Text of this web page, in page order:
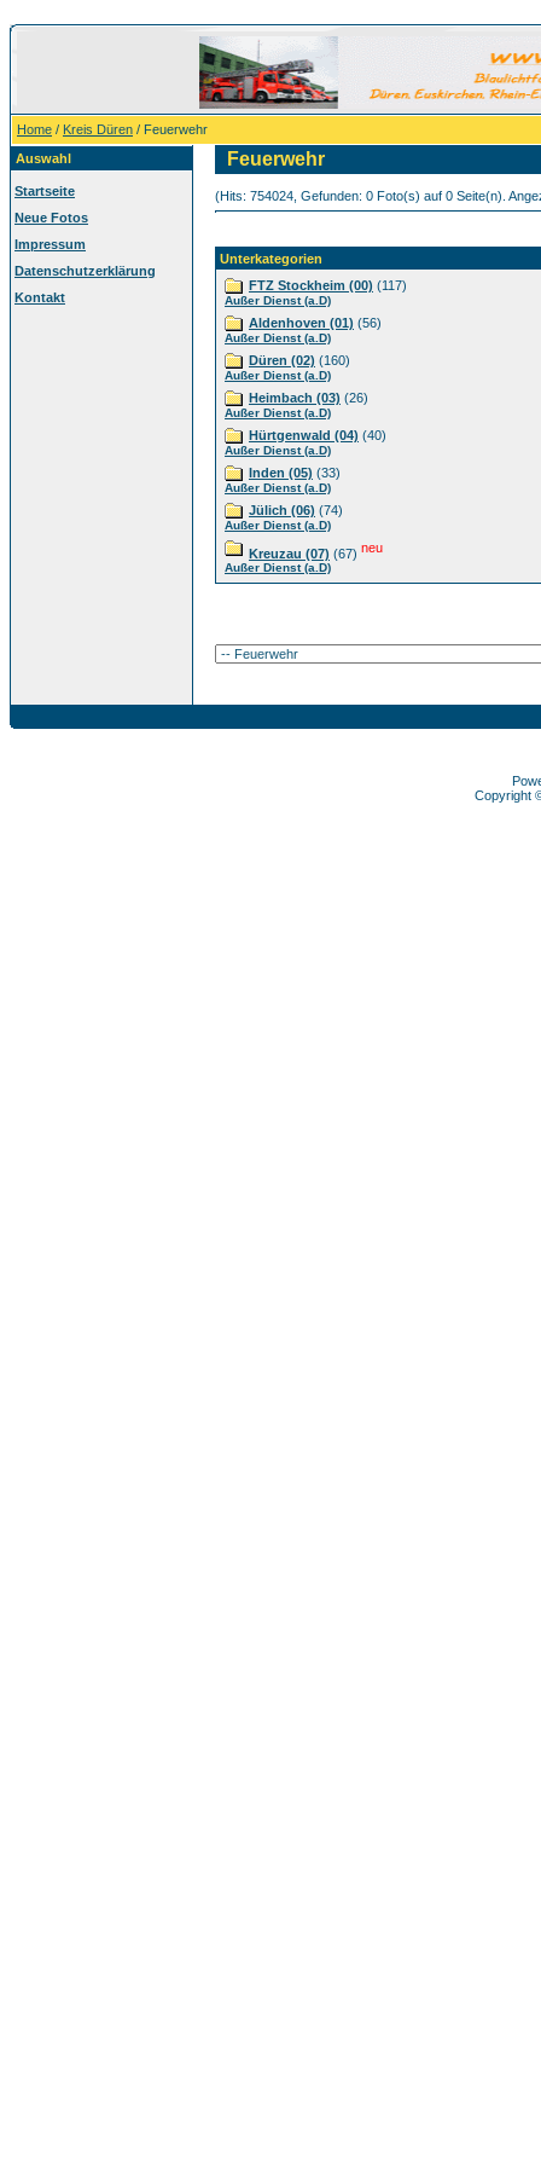
Home / Kreis Düren / Feuerwehr
Auswahl
Startseite
Neue Fotos
Impressum
Datenschutzerklärung
Kontakt
Feuerwehr
(Hits: 754024, Gefunden: 0 Foto(s) auf 0 Seite(n).
Unterkategorien
FTZ Stockheim (00) (117)
Außer Dienst (a.D)
Aldenhoven (01) (56)
Außer Dienst (a.D)
Düren (02) (160)
Außer Dienst (a.D)
Heimbach (03) (26)
Außer Dienst (a.D)
Hürtgenwald (04) (40)
Außer Dienst (a.D)
Inden (05) (33)
Außer Dienst (a.D)
Jülich (06) (74)
Außer Dienst (a.D)
Kreuzau (07) (67) neu
Außer Dienst (a.D)
Copyright